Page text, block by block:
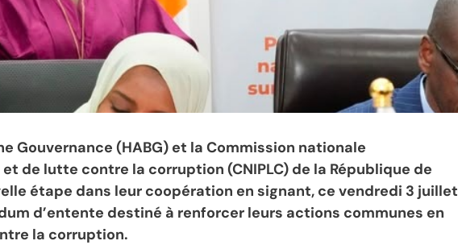
Gouvernance (HABG) et la Commission nationale
de lutte contre la corruption (CNIPLC) de la République de
étape dans leur coopération en signant, ce vendredi 3 juillet
d’entente destiné à renforcer leurs actions communes en
la corruption.